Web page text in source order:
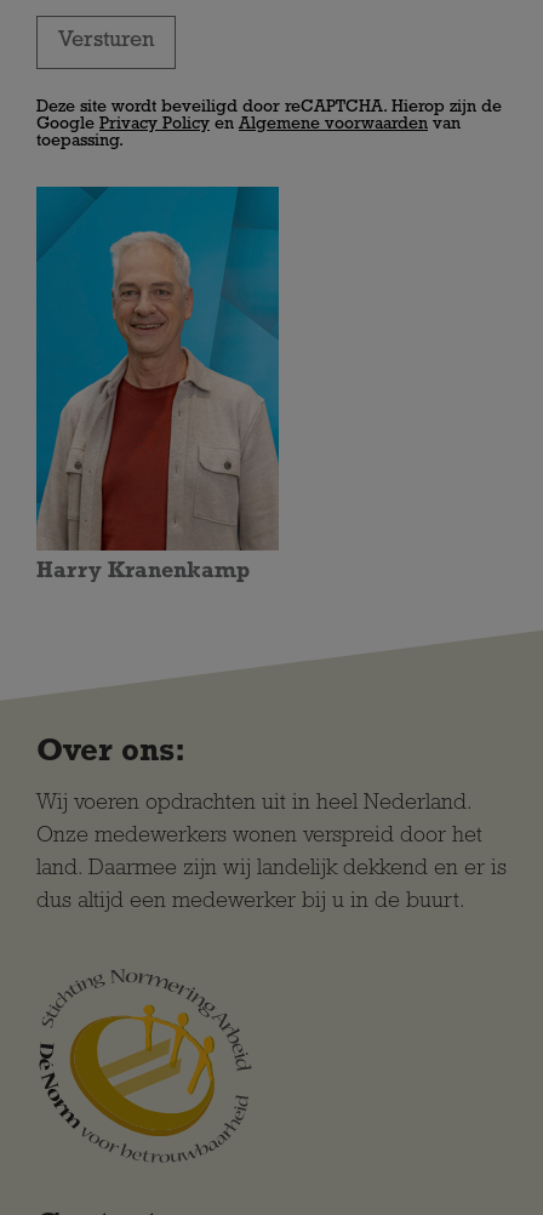
Versturen
Deze site wordt beveiligd door reCAPTCHA. Hierop zijn de
Google Privacy Policy en Algemene voorwaarden van
toepassing.
Harry Kranenkamp
Over ons:
Wij voeren opdrachten uit in heel Nederland.
Onze medewerkers wonen verspreid door het
land. Daarmee zijn wij landelijk dekkend en er is
dus altijd een medewerker bij u in de buurt.